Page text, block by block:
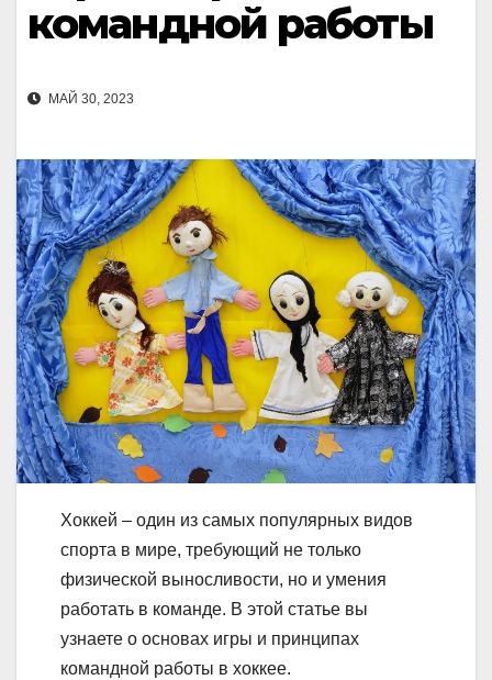
командной работы
МАЙ 30, 2023
Хоккей – один из самых популярных видов
спорта в мире, требующий не только
физической выносливости, но и умения
работать в команде. В этой статье вы
узнаете о основах игры и принципах
командной работы в хоккее.